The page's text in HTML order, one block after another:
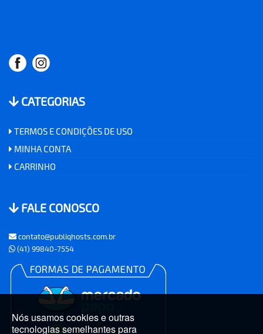
CATEGORIAS
TERMOS E CONDIÇÕES DE USO
MINHA CONTA
CARRINHO
FALE CONOSCO
contato@publiqhosts.com.br
(41) 99840-7554
Nós usamos cookies e outras
tecnologias semelhantes para